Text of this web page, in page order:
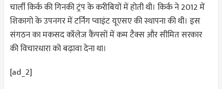
चार्ली किर्क की गिनकी ट्रंप के करीबियों में होती थी। किर्क ने 2012 में
शिकागो के उपनगर में टर्निंग प्वाइंट यूएसए की स्थापना की थी। इस
संगठन का मकसद कॉलेज कैंपसों में कम टैक्स और सीमित सरकार
की विचारधारा को बढ़ावा देना था।
[ad_2]